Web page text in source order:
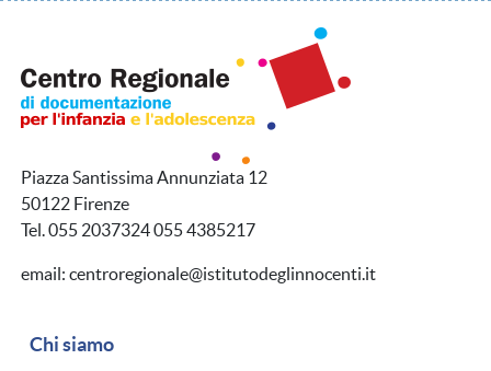
Piazza Santissima Annunziata 12
50122 Firenze
Tel. 055 2037324 055 4385217
email: centroregionale@istitutodeglinnocenti.it
Navigazione secondaria
Chi siamo